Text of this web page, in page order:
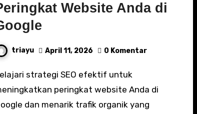
Website Anda di
triayu April 11, 2026 0 Komentar
peringkat website Anda di
dan menarik trafik organik yang